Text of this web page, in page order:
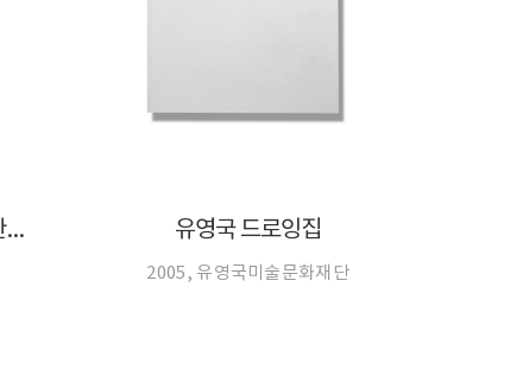
유영국 드로잉집[350세트 한정판] 유영국 드로잉집
2005, 유영국미술문화재단